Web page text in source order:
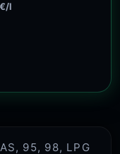
l
95, 98, LPG